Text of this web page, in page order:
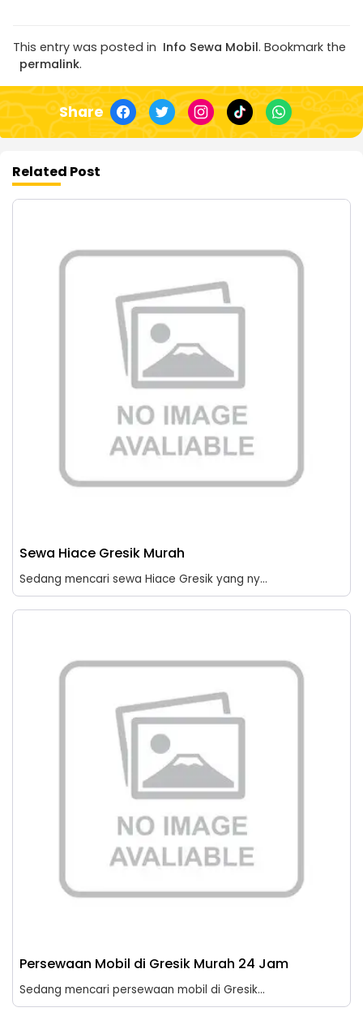
This entry was posted in Info Sewa Mobil. Bookmark the
permalink.
Share
Related Post
Sewa Hiace Gresik Murah
Sedang mencari sewa Hiace Gresik yang ny...
Persewaan Mobil di Gresik Murah 24 Jam
Sedang mencari persewaan mobil di Gresik...